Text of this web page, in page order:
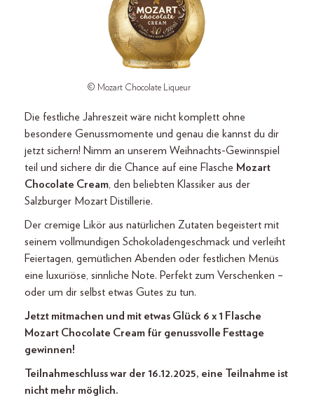
© Mozart Chocolate Liqueur
Die festliche Jahreszeit wäre nicht komplett ohne
besondere Genussmomente und genau die kannst du dir
jetzt sichern! Nimm an unserem Weihnachts-Gewinnspiel
teil und sichere dir die Chance auf eine Flasche Mozart
Chocolate Cream , den beliebten Klassiker aus der
Salzburger Mozart Distillerie.
Der cremige Likör aus natürlichen Zutaten begeistert mit
seinem vollmundigen Schokoladengeschmack und verleiht
Feiertagen, gemütlichen Abenden oder festlichen Menüs
eine luxuriöse, sinnliche Note. Perfekt zum Verschenken –
oder um dir selbst etwas Gutes zu tun.
Jetzt mitmachen und mit etwas Glück 6 x 1 Flasche
Mozart Chocolate Cream für genussvolle Festtage
gewinnen!
Teilnahmeschluss war der 16.12.2025, eine Teilnahme ist
nicht mehr möglich.